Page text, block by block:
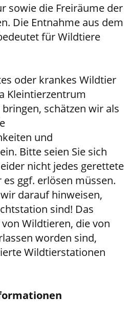
sowie die Freiräume der
Die Entnahme aus dem
für Wildtiere
oder krankes Wildtier
Kleintierzentrum
schätzen wir als
und
Bitte seien Sie sich
nicht jedes gerettete
ggf. erlösen müssen.
darauf hinweisen,
sind! Das
Wildtieren, die von
worden sind,
Wildtierstationen